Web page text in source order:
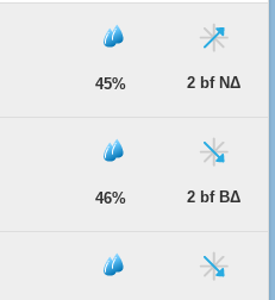
45% 2 bf ΝΔ
46% 2 bf ΒΔ